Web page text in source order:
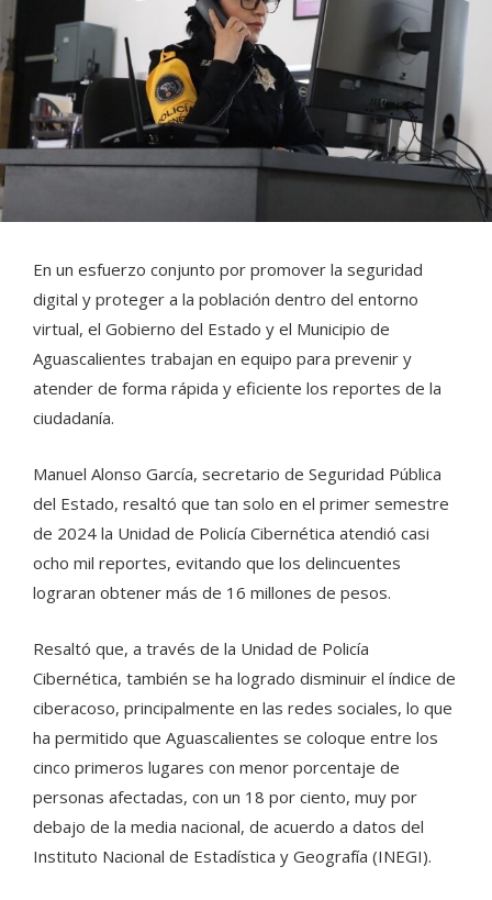
En un esfuerzo conjunto por promover la seguridad
digital y proteger a la población dentro del entorno
virtual, el Gobierno del Estado y el Municipio de
Aguascalientes trabajan en equipo para prevenir y
atender de forma rápida y eficiente los reportes de la
ciudadanía.
Manuel Alonso García, secretario de Seguridad Pública
del Estado, resaltó que tan solo en el primer semestre
de 2024 la Unidad de Policía Cibernética atendió casi
ocho mil reportes, evitando que los delincuentes
lograran obtener más de 16 millones de pesos.
Resaltó que, a través de la Unidad de Policía
Cibernética, también se ha logrado disminuir el índice de
ciberacoso, principalmente en las redes sociales, lo que
ha permitido que Aguascalientes se coloque entre los
cinco primeros lugares con menor porcentaje de
personas afectadas, con un 18 por ciento, muy por
debajo de la media nacional, de acuerdo a datos del
Instituto Nacional de Estadística y Geografía (INEGI).